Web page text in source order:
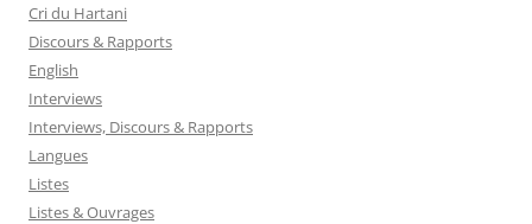
Cri du Hartani
Discours & Rapports
English
Interviews
Interviews, Discours & Rapports
Langues
Listes
Listes & Ouvrages